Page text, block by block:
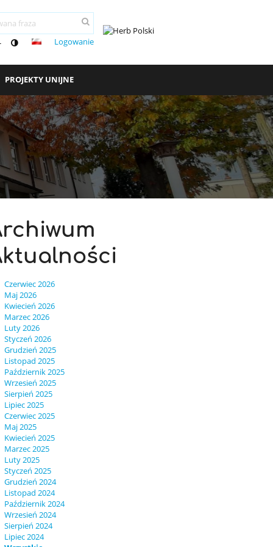
Logowanie
PROJEKTY UNIJNE
Czerwiec 2026
Maj 2026
Kwiecień 2026
Marzec 2026
Luty 2026
Styczeń 2026
Grudzień 2025
Listopad 2025
Październik 2025
Wrzesień 2025
Sierpień 2025
Lipiec 2025
Czerwiec 2025
Maj 2025
Kwiecień 2025
Marzec 2025
Luty 2025
Styczeń 2025
Grudzień 2024
Listopad 2024
Październik 2024
Wrzesień 2024
Sierpień 2024
Lipiec 2024